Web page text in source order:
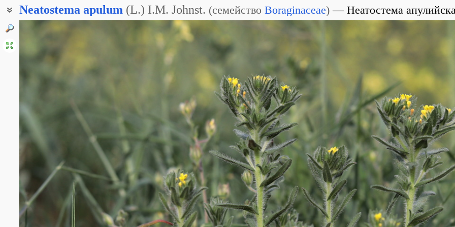
Neatostema apulum (L.) I.M. Johnst. (семейство Boraginaceae) Неатостема
Воробейник апулейский